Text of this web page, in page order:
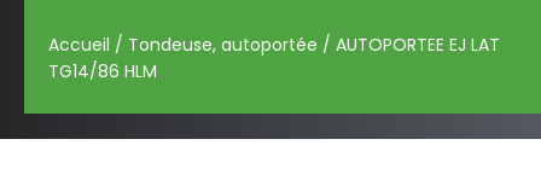
Accueil / Tondeuse, autoportée / AUTOPORTEE EJ LAT
TG14/86 HLM